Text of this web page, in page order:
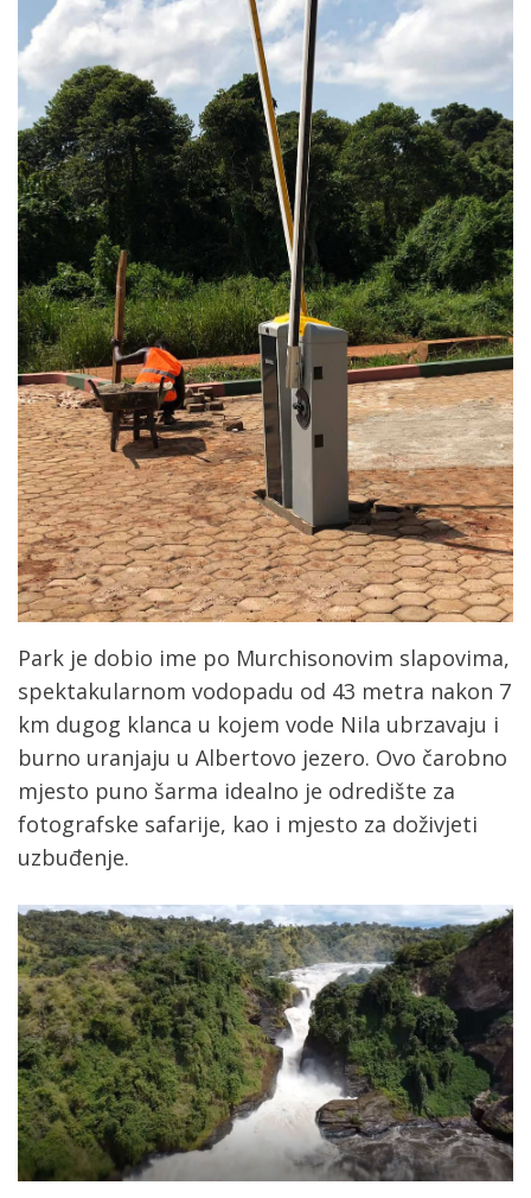
Park je dobio ime po Murchisonovim slapovima,
spektakularnom vodopadu od 43 metra nakon 7
km dugog klanca u kojem vode Nila ubrzavaju i
burno uranjaju u Albertovo jezero. Ovo čarobno
mjesto puno šarma idealno je odredište za
fotografske safarije, kao i mjesto za doživjeti
uzbuđenje.